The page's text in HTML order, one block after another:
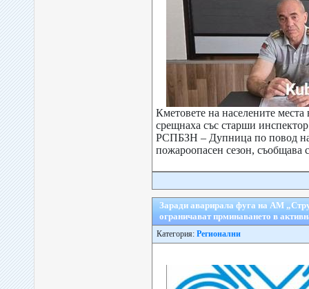
Кметовете на населените
срещнаха със старши
РСПБЗН – Дупница по повод
пожароопасен сезон, съобщава
Заради аварирала фуга на АМ
ограничават прминаването в
Категория: Регионални